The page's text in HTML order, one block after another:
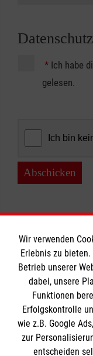
Datenschutz
* Ich habe
gelesen.
Abschicken
Impressum
Datenschutz
Die
Wir verwenden
Erlebnis zu
Betrieb unserer
dabei, unsere
Funktionen
Erfolgskontrolle
wie z.B. Google
zur
entscheiden